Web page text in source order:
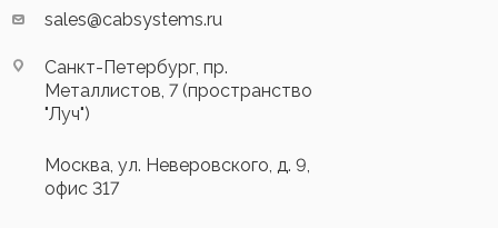
sales@cabsystems.ru
Санкт-Петербург, пр.
Металлистов, 7 (пространство
"Луч")
Москва, ул. Неверовского, д. 9,
офис 317